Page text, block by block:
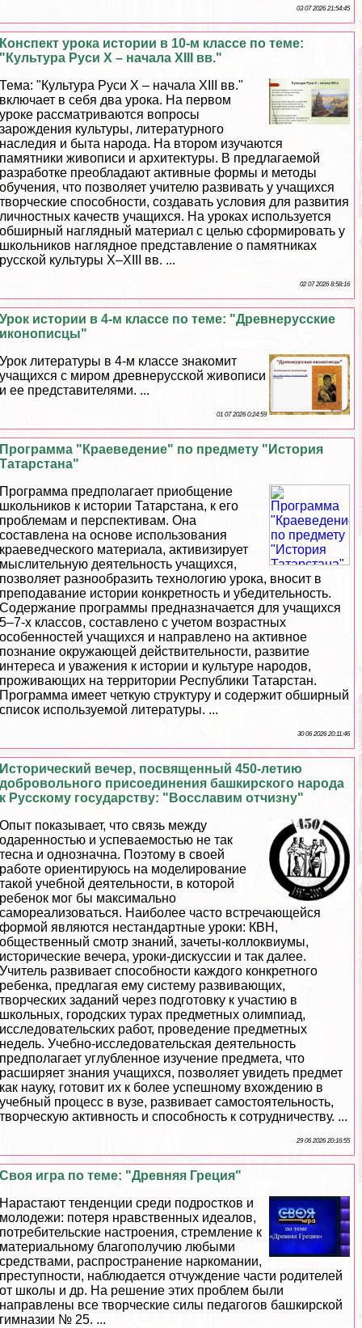
03 07 2026 21:54:45
Конспект урока истории в 10-м классе по теме:
"Культура Руси Х – начала XIII вв."
Тема: "Культура Руси Х – начала ХIII вв."
включает в себя два урока. На первом
уроке рассматриваются вопросы
зарождения культуры, литературного
наследия и быта народа. На втором изучаются
памятники живописи и архитектуры. В предлагаемой
разработке преобладают активные формы и методы
обучения, что позволяет учителю развивать у учащихся
творческие способности, создавать условия для развития
личностных качеств учащихся. На уроках используется
обширный наглядный материал с целью сформировать у
школьников наглядное представление о памятниках
русской культуры Х–ХIII вв. ...
02 07 2026 8:58:16
Урок истории в 4-м классе по теме: "Древнерусские
иконописцы"
Урок литературы в 4-м классе знакомит
учащихся с миром древнерусской живописи
и ее представителями. ...
01 07 2026 0:24:59
Программа "Краеведение" по предмету "История
Татарстана"
Программа предполагает приобщение
школьников к истории Татарстана, к его
проблемам и перспективам. Она
составлена на основе использования
краеведческого материала, активизирует
мыслительную деятельность учащихся,
позволяет разнообразить технологию урока, вносит в
преподавание истории конкретность и убедительность.
Содержание программы предназначается для учащихся
5–7-х классов, составлено с учетом возрастных
особенностей учащихся и направлено на активное
познание окружающей действительности, развитие
интереса и уважения к истории и культуре народов,
проживающих на территории Республики Татарстан.
Программа имеет четкую структуру и содержит обширный
список используемой литературы. ...
30 06 2026 20:11:46
Исторический вечер, посвященный 450-летию
добровольного присоединения башкирского народа
к Русскому государству: "Восславим отчизну"
Опыт показывает, что связь между
одаренностью и успеваемостью не так
тесна и однозначна. Поэтому в своей
работе ориентируюсь на моделирование
такой учебной деятельности, в которой
ребенок мог бы максимально
самореализоваться. Наиболее часто встречающейся
формой являются нестандартные уроки: КВН,
общественный смотр знаний, зачеты-коллоквиумы,
исторические вечера, уроки-дискуссии и так далее.
Учитель развивает способности каждого конкретного
ребенка, предлагая ему систему развивающих,
творческих заданий через подготовку к участию в
школьных, городских турах предметных олимпиад,
исследовательских работ, проведение предметных
недель. Учебно-исследовательская деятельность
предполагает углубленное изучение предмета, что
расширяет знания учащихся, позволяет увидеть предмет
как науку, готовит их к более успешному вхождению в
учебный процесс в вузе, развивает самостоятельность,
творческую активность и способность к сотрудничеству. ...
29 06 2026 20:16:55
Своя игра по теме: "Древняя Греция"
Нарастают тенденции среди подростков и
молодежи: потеря нравственных идеалов,
потребительские настроения, стремление к
материальному благополучию любыми
средствами, распространение наркомании,
преступности, наблюдается отчуждение части родителей
от школы и др. На решение этих проблем были
направлены все творческие силы педагогов башкирской
гимназии № 25. ...